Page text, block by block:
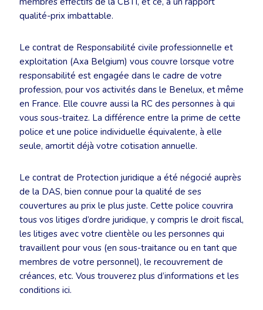
qualité-prix imbattable.
Le contrat de Responsabilité civile professionnelle et
exploitation (Axa Belgium) vous couvre lorsque votre
responsabilité est engagée dans le cadre de votre
profession, pour vos activités dans le Benelux, et même
en France. Elle couvre aussi la RC des personnes à qui
vous sous-traitez. La différence entre la prime de cette
police et une police individuelle équivalente, à elle
seule, amortit déjà votre cotisation annuelle.
Le contrat de Protection juridique a été négocié auprès
de la DAS, bien connue pour la qualité de ses
couvertures au prix le plus juste. Cette police couvrira
tous vos litiges d’ordre juridique, y compris le droit fiscal,
les litiges avec votre clientèle ou les personnes qui
travaillent pour vous (en sous-traitance ou en tant que
membres de votre personnel), le recouvrement de
créances, etc. Vous trouverez plus d’informations et les
conditions ici.